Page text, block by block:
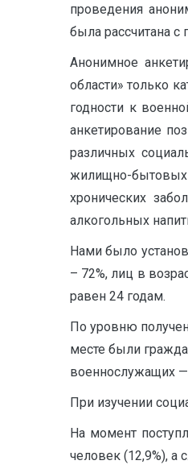
проведения
была рассчитана
Анонимное
области» только
годности к
анкетирование
различных
жилищно-бытовых
хронических
алкогольных
Нами было
– 72%, лиц в
равен 24 годам.
По уровню
месте были
военнослужащих
При изучении
На момент
человек (12,9%), а